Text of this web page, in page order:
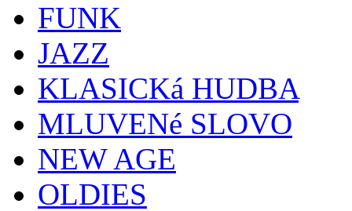
FUNK
JAZZ
KLASICKá HUDBA
MLUVENé SLOVO
NEW AGE
OLDIES